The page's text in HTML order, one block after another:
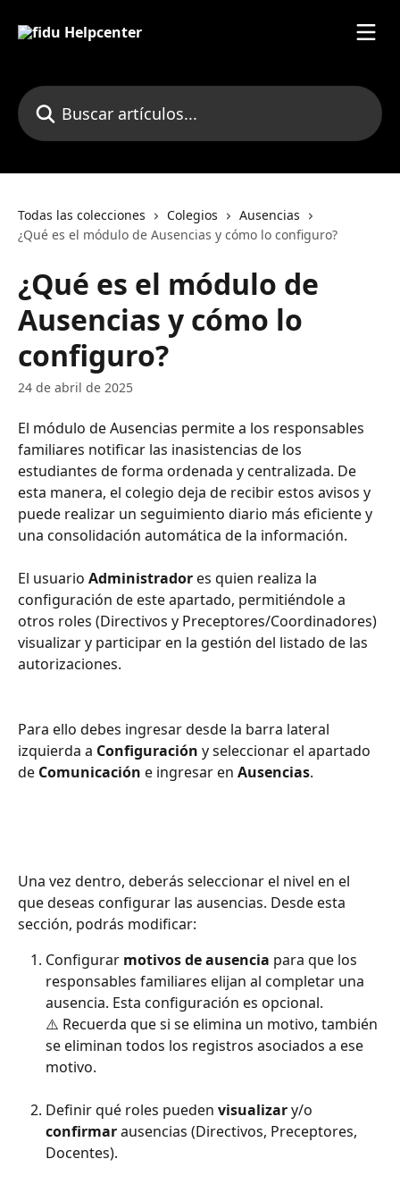
Buscar artículos...
Todas las colecciones Colegios
Ausencias
¿Qué es el módulo de Ausencias y cómo lo configuro?
¿Qué es el módulo de
Ausencias y cómo lo
configuro?
24 de abril de 2025
El módulo de Ausencias permite a los responsables
familiares notificar las inasistencias de los
estudiantes de forma ordenada y centralizada. De
esta manera, el colegio deja de recibir estos avisos y
puede realizar un seguimiento diario más eficiente y
una consolidación automática de la información.
El usuario Administrador es quien realiza la
configuración de este apartado, permitiéndole a
otros roles (Directivos y Preceptores/Coordinadores)
visualizar y participar en la gestión del listado de las
autorizaciones.
Para ello debes ingresar desde la barra lateral
izquierda a Configuración y seleccionar el apartado
de Comunicación e ingresar en Ausencias.
Una vez dentro, deberás seleccionar el nivel en el
que deseas configurar las ausencias. Desde esta
sección, podrás modificar:
Configurar motivos de ausencia para que los
responsables familiares elijan al completar una
ausencia. Esta configuración es opcional.
⚠️ Recuerda que si se elimina un motivo, también
se eliminan todos los registros asociados a ese
motivo.
Definir qué roles pueden visualizar y/o
confirmar ausencias (Directivos, Preceptores,
Docentes).